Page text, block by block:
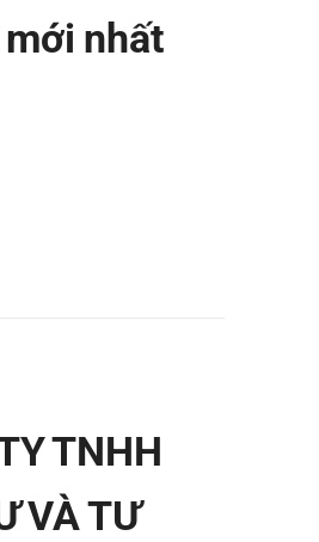
mới nhất
TNHH
VÀ TƯ